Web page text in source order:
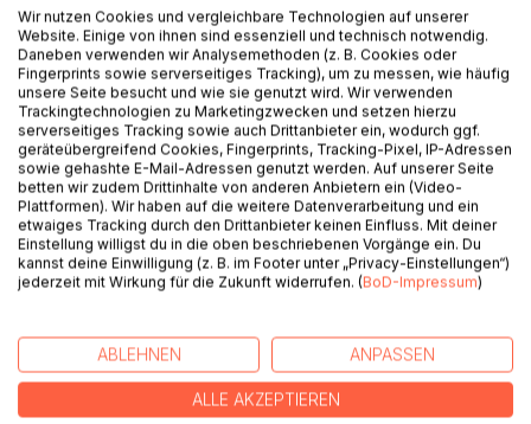
Auf die Merkliste
Titel bewerten
BESCHREIBUNG
spitzzüngig, bösartig, frivol,
mystisch, witzig, frech. Zukunftsweisend, ernst,
schwärmerisch oder betrübt ...
Alles ist möglich, und am Ende kommt es oft anders, als
Wir nutzen Cookies und vergleichbare Technologien auf unserer
Website. Einige von ihnen sind essenziell und technisch notwendig.
Daneben verwenden wir Analysemethoden (z. B. Cookies oder
Fingerprints sowie serverseitiges Tracking), um zu messen, wie häufig
unsere Seite besucht und wie sie genutzt wird. Wir verwenden
Trackingtechnologien zu Marketingzwecken und setzen hierzu
serverseitiges Tracking sowie auch Drittanbieter ein, wodurch ggf.
geräteübergreifend Cookies, Fingerprints, Tracking-Pixel, IP-Adressen
sowie gehashte E-Mail-Adressen genutzt werden. Auf unserer Seite
betten wir zudem Drittinhalte von anderen Anbietern ein (Video-
Plattformen). Wir haben auf die weitere Datenverarbeitung und ein
etwaiges Tracking durch den Drittanbieter keinen Einfluss. Mit deiner
Einstellung willigst du in die oben beschriebenen Vorgänge ein. Du
kannst deine Einwilligung (z. B. im Footer unter „Privacy-Einstellungen“)
jederzeit mit Wirkung für die Zukunft widerrufen. (BoD-Impressum)
ABLEHNEN ANPASSEN
ALLE AKZEPTIEREN